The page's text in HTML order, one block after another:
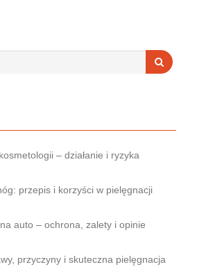
– działanie i ryzyka
przepis i korzyści w pielęgnacji
auto – ochrona, zalety i opinie
przyczyny i skuteczna pielęgnacja